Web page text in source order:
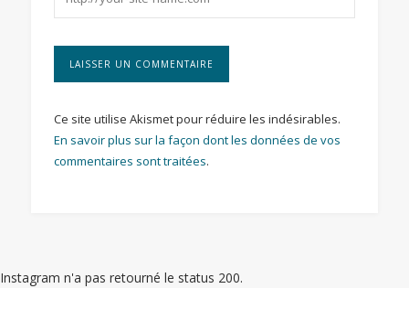
Ce site utilise Akismet pour réduire les indésirables.
En savoir plus sur la façon dont les données de vos
commentaires sont traitées.
Instagram n'a pas retourné le status 200.